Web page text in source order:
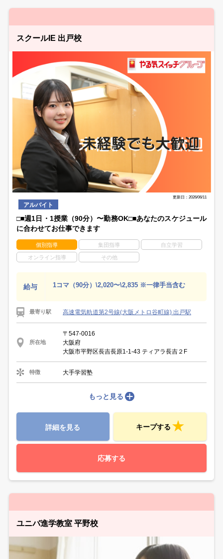
スクールIE 出戸校
更新日：2026/06/11
アルバイト
□■週1日・1授業（90分）〜勤務OK□■あなたのスケジュール
に合わせてお仕事できます
個別指導 集団指導 自立学習
オンライン指導 その他
給与 1コマ（90分）\2,020〜\2,835 ※一律手当含む
最寄り駅 高速電気軌道第2号線(大阪メトロ谷町線) 出戸駅
所在地
〒547-0016
大阪府
大阪市平野区長吉長原1-1-43 ティアラ長吉２F
特徴 大手学習塾
もっと見る
詳細を見る キープする
応募する
ユニバ進学教室 平野校